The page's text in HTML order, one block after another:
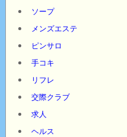
ソープ
メンズエステ
ピンサロ
手コキ
リフレ
交際クラブ
求人
ヘルス